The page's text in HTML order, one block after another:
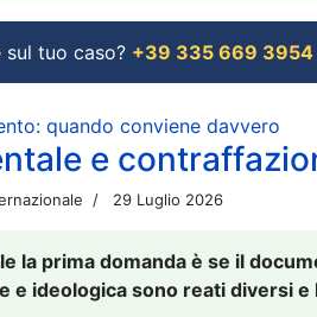
sul tuo caso? +39 335 669 3954
quando conviene davvero
e
29 Luglio 2026
la prima domanda è se il
e ideologica sono reati diversi e